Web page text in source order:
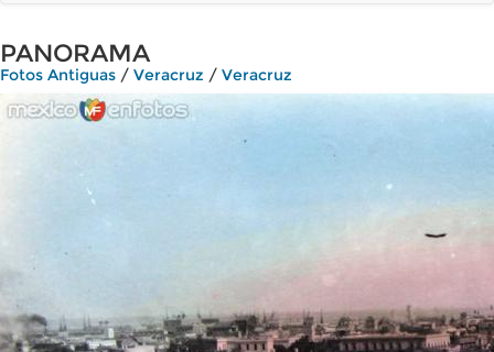
PANORAMA
Fotos Antiguas / Veracruz / Veracruz